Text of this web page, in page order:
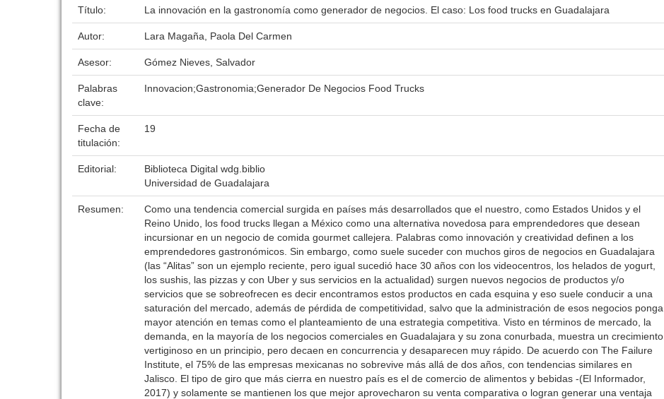
Título: La innovación en la gastronomía como generador de negocios. El caso: Los food trucks en Guadalajara
Autor: Lara Magaña, Paola Del Carmen
Asesor: Gómez Nieves, Salvador
Palabras
clave:
Innovacion;Gastronomia;Generador De Negocios Food Trucks
Fecha de
titulación:
19
Editorial:
Biblioteca Digital wdg.biblio
Universidad de Guadalajara
Resumen:
Como una tendencia comercial surgida en países más desarrollados que el nuestro, como Estados Unidos y el
Reino Unido, los food trucks llegan a México como una alternativa novedosa para emprendedores que desean
incursionar en un negocio de comida gourmet callejera. Palabras como innovación y creatividad definen a los
emprendedores gastronómicos. Sin embargo, como suele suceder con muchos giros de negocios en Guadalajara
(las “Alitas” son un ejemplo reciente, pero igual sucedió hace 30 años con los videocentros, los helados de yogurt,
los sushis, las pizzas y con Uber y sus servicios en la actualidad) surgen nuevos negocios de productos y/o
servicios que se sobreofrecen es decir encontramos estos productos en cada esquina y eso suele conducir a una
saturación del mercado, además de pérdida de competitividad, salvo que la administración de esos negocios ponga
mayor atención en temas como el planteamiento de una estrategia competitiva. Visto en términos de mercado, la
demanda, en la mayoría de los negocios comerciales en Guadalajara y su zona conurbada, muestra un crecimiento
vertiginoso en un principio, pero decaen en concurrencia y desaparecen muy rápido. De acuerdo con The Failure
Institute, el 75% de las empresas mexicanas no sobrevive más allá de dos años, con tendencias similares en
Jalisco. El tipo de giro que más cierra en nuestro país es el de comercio de alimentos y bebidas -(El Informador,
2017) y solamente se mantienen los que mejor aprovecharon su venta comparativa o logran generar una ventaja